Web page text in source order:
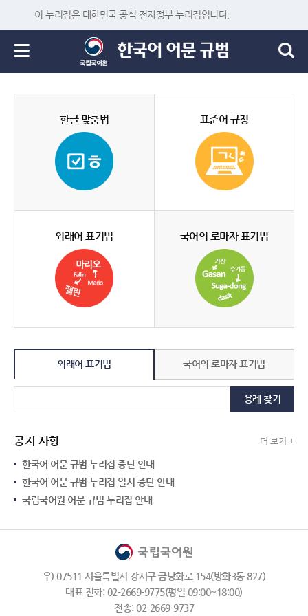
이 누리집은 대한민국 공식 전자정부 누리집입니다.
한글 맞춤법 표준어 규정
외래어 표기법 국어의 로마자 표기법
외래어 표기법 국어의 로마자 표기법
용례 찾기
공지 사항 더 보기 +
한국어 어문 규범 누리집 중단 안내
한국어 어문 규범 누리집 일시 중단 안내
국립국어원 어문 규범 누리집 안내
우) 07511 서울특별시 강서구 금낭화로 154(방화3동 827)
대표 전화: 02-2669-9775(평일 09:00~18:00)
전송: 02-2669-9737